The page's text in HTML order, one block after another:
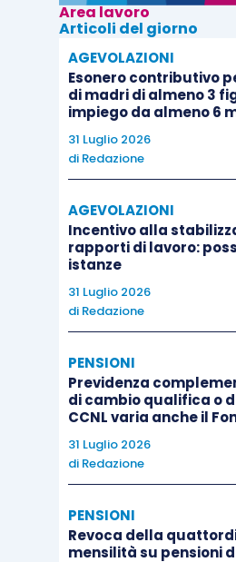
Area lavoro
Articoli del giorno
AGEVOLAZIONI
Esonero contributivo
di madri di almeno 3
impiego da almeno 6
31 Luglio 2026
di Redazione
AGEVOLAZIONI
Incentivo alla
rapporti di lavoro:
istanze
31 Luglio 2026
di Redazione
PENSIONI
Previdenza
di cambio qualifica o
CCNL varia anche il
31 Luglio 2026
di Redazione
PENSIONI
Revoca della
mensilità su pensioni